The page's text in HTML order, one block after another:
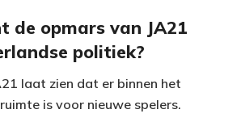
de opmars van JA21
politiek?
laat zien dat er binnen het
is voor nieuwe spelers.